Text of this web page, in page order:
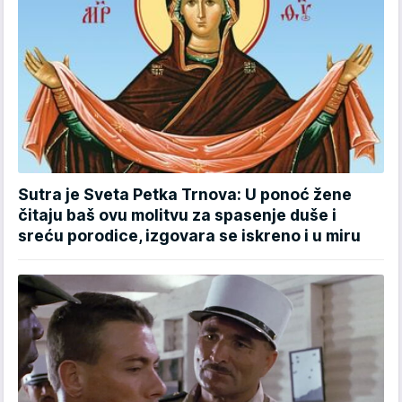
Sutra je Sveta Petka Trnova: U ponoć žene
čitaju baš ovu molitvu za spasenje duše i
sreću porodice, izgovara se iskreno i u miru